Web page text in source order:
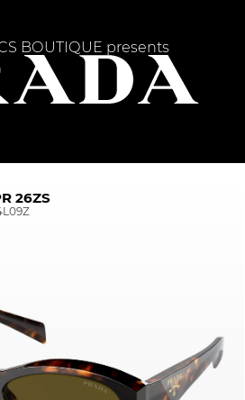
BOUTIQUE presents
26ZS